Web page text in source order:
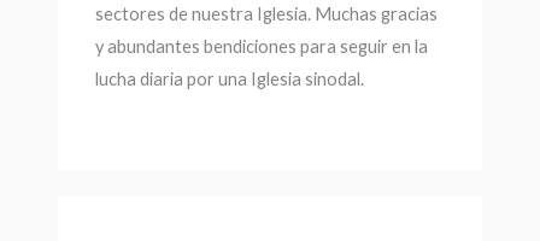
sectores de nuestra Iglesia. Muchas gracias
y abundantes bendiciones para seguir en la
lucha diaria por una Iglesia sinodal.